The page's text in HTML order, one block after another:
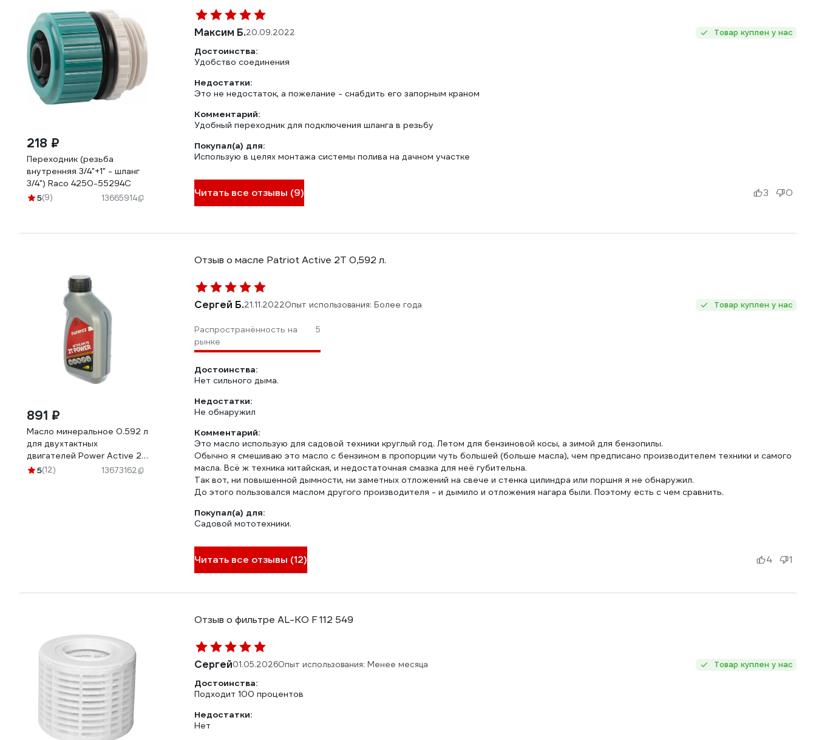
218 ₽
Переходник (резьба
внутренняя 3/4"+1" - шланг
3/4") Raco 4250-55294C
5(9) 13665914
Максим Б.20.09.2022 Товар куплен у нас
Достоинства:
Удобство соединения
Недостатки:
Это не недостаток, а пожелание - снабдить его запорным краном
Комментарий:
Удобный переходник для подключения шланга в резьбу
Покупал(а) для:
Использую в целях монтажа системы полива на дачном участке
Читать все отзывы (9) 3 0
891 ₽
Масло минеральное 0.592 л
для двухтактных
двигателей Power Active 2T
Stroke PATRIOT
5(12) 13673162
Отзыв о масле Patriot Active 2T 0,592 л.
Сергей Б.21.11.2022Опыт использования: Более года Товар куплен у нас
Распространённость на
рынке
5
Достоинства:
Нет сильного дыма.
Недостатки:
Не обнаружил
Комментарий:
Это масло использую для садовой техники круглый год. Летом для бензиновой косы, а зимой для бензопилы.
Обычно я смешиваю это масло с бензином в пропорции чуть большей (больше масла), чем предписано производителем техники и самого
масла. Всё ж техника китайская, и недостаточная смазка для неё губительна.
Так вот, ни повышенной дымности, ни заметных отложений на свече и стенка цилиндра или поршня я не обнаружил.
До этого пользовался маслом другого производителя - и дымило и отложения нагара были. Поэтому есть с чем сравнить.
Покупал(а) для:
Садовой мототехники.
Читать все отзывы (12) 4 1
Отзыв о фильтре AL-KO F 112 549
Сергей01.05.2026Опыт использования: Менее месяца Товар куплен у нас
Достоинства:
Подходит 100 процентов
Недостатки:
Нет